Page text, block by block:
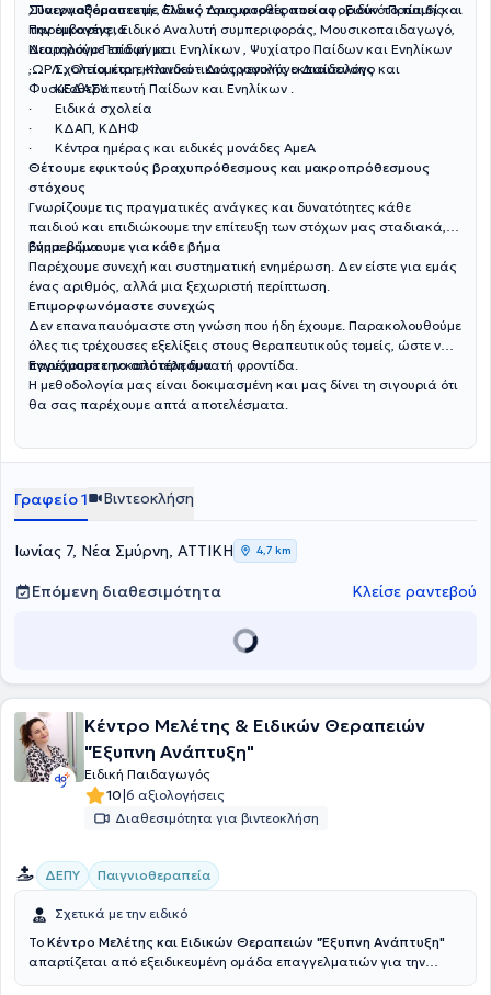
, Παιγνιοθεραπευτή , Ειδικό Δραματοθεραπείας , Ειδικό Πρώιμης
Παρέμβασης , Ειδικό Αναλυτή συμπεριφοράς, Μουσικοπαιδαγωγό,
Νευρολόγο Παίδων και Ενηλίκων , Ψυχίατρο Παίδων και Ενηλίκων
,ΩΡΛ , Οπτομέτρη ,Κλινικό - Διατροφολόγο Διαιτολόγο και
Φυσικοθεραπευτή Παίδων και Ενηλίκων .
Συνεργαζόμαστε με όλους τους φορείς που αφορούν το παιδί και
την οικογένεια
Διατηρούμε επαφή με:
· Σχολεία και εκπαιδευτικούς γενικής εκπαίδευσης
· ΚΕΔΑΣΥ
· Ειδικά σχολεία
· ΚΔΑΠ, ΚΔΗΦ
· Κέντρα ημέρας και ειδικές μονάδες ΑμεΑ
Θέτουμε εφικτούς βραχυπρόθεσμους και μακροπρόθεσμους
στόχους
Γνωρίζουμε τις πραγματικές ανάγκες και δυνατότητες κάθε
παιδιού και επιδιώκουμε την επίτευξη των στόχων μας σταδιακά,
βήμα-βήμα.
Ενημερώνουμε για κάθε βήμα
Παρέχουμε συνεχή και συστηματική ενημέρωση. Δεν είστε για εμάς
ένας αριθμός, αλλά μια ξεχωριστή περίπτωση.
Επιμορφωνόμαστε συνεχώς
Δεν επαναπαυόμαστε στη γνώση που ήδη έχουμε. Παρακολουθούμε
όλες τις τρέχουσες εξελίξεις στους θεραπευτικούς τομείς, ώστε να
παρέχουμε την καλύτερη δυνατή φροντίδα.
Εγγυόμαστε το αποτέλεσμα
Η μεθοδολογία μας είναι δοκιμασμένη και μας δίνει τη σιγουριά ότι
θα σας παρέχουμε απτά αποτελέσματα.
Γραφείο 1 Βιντεοκλήση
Ιωνίας 7, Νέα Σμύρνη, ΑΤΤΙΚΗ 4,7 km
Επόμενη διαθεσιμότητα Κλείσε ραντεβού
Κέντρο Μελέτης & Ειδικών Θεραπειών
"Έξυπνη Ανάπτυξη"
Ειδική Παιδαγωγός
10|6 αξιολογήσεις
Διαθεσιμότητα για βιντεοκλήση
ΔΕΠΥ Παιγνιοθεραπεία
Σχετικά με την ειδικό
Το Κέντρο Μελέτης και Ειδικών Θεραπειών "Έξυπνη Ανάπτυξη"
απαρτίζεται από εξειδικευμένη ομάδα επαγγελματιών για την